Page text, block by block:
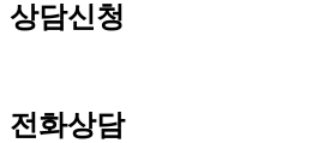
상담신청
전화상담